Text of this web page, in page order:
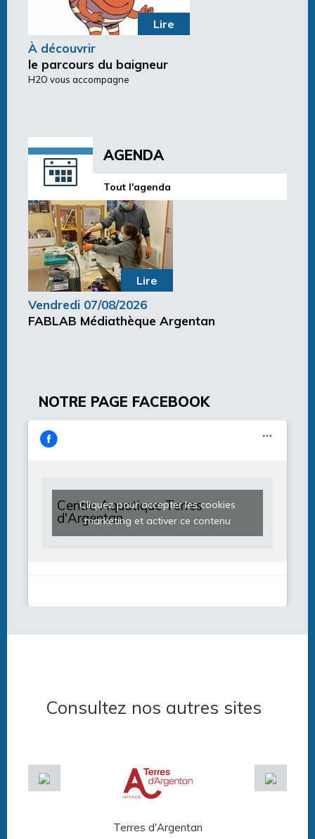
Lire
À découvrir
le parcours du baigneur
H2O vous accompagne
AGENDA
Tout l'agenda
Lire
Vendredi 07/08/2026
FABLAB Médiathèque Argentan
NOTRE PAGE FACEBOOK
Centre Aquatique Terres
d'Argentan
Cliquez pour accepter les cookies
marketing et activer ce contenu
Consultez nos autres sites
Terres d'Argentan